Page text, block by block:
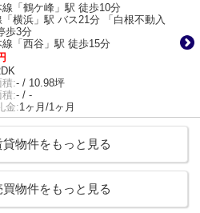
「鶴ケ峰」駅 徒歩10分
横浜」駅 バス21分 「白根不動入
歩3分
「西谷」駅 徒歩15分
積:- / 10.98坪
積:- / -
金:1ヶ月/1ヶ月
物件をもっと見る
物件をもっと見る